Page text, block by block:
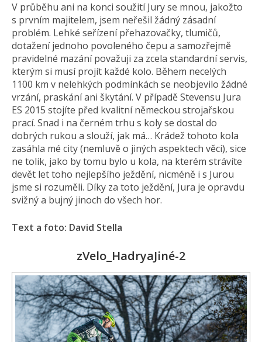
V průběhu ani na konci soužití Jury se mnou, jakožto
s prvním majitelem, jsem neřešil žádný zásadní
problém. Lehké seřízení přehazovačky, tlumičů,
dotažení jednoho povoleného čepu a samozřejmě
pravidelné mazání považuji za zcela standardní servis,
kterým si musí projít každé kolo. Během necelých
1100 km v nelehkých podmínkách se neobjevilo žádné
vrzání, praskání ani škytání. V případě Stevensu Jura
ES 2015 stojíte před kvalitní německou strojařskou
prací. Snad i na černém trhu s koly se dostal do
dobrých rukou a slouží, jak má… Krádež tohoto kola
zasáhla mé city (nemluvě o jiných aspektech věci), sice
ne tolik, jako by tomu bylo u kola, na kterém strávíte
devět let toho nejlepšího ježdění, nicméně i s Jurou
jsme si rozuměli. Díky za toto ježdění, Jura je opravdu
svižný a bujný jinoch do všech hor.
Text a foto: David Stella
zVelo_HadryaJiné-2